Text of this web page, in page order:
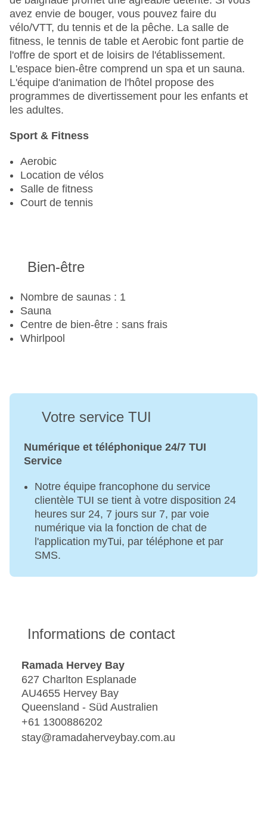
avez envie de bouger, vous pouvez faire du
vélo/VTT, du tennis et de la pêche. La salle de
fitness, le tennis de table et Aerobic font partie de
l'offre de sport et de loisirs de l'établissement.
L'espace bien-être comprend un spa et un sauna.
L'équipe d'animation de l'hôtel propose des
programmes de divertissement pour les enfants et
les adultes.
Sport & Fitness
Aerobic
Location de vélos
Salle de fitness
Court de tennis
Bien-être
Nombre de saunas : 1
Sauna
Centre de bien-être : sans frais
Whirlpool
Votre service TUI
Numérique et téléphonique 24/7 TUI
Service
Notre équipe francophone du service
clientèle TUI se tient à votre disposition 24
heures sur 24, 7 jours sur 7, par voie
numérique via la fonction de chat de
l'application myTui, par téléphone et par
SMS.
Informations de contact
Ramada Hervey Bay
627 Charlton Esplanade
AU4655 Hervey Bay
Queensland - Süd Australien
+61 1300886202
stay@ramadaherveybay.com.au